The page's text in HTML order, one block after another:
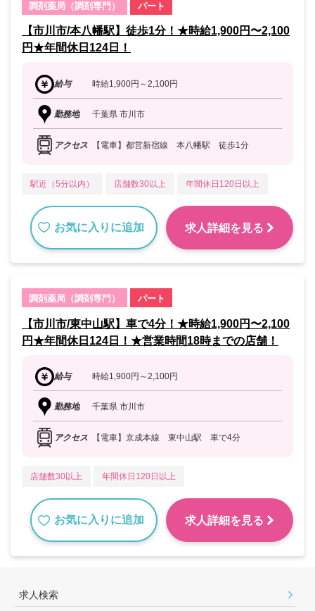
調剤薬局（調剤専門） パート
【市川市/本八幡駅】徒歩1分！★時給1,900円〜2,100
円★年間休日124日！
給与 時給1,900円～2,100円
勤務地 千葉県 市川市
アクセス 【電車】都営新宿線 本八幡駅 徒歩1分
駅近（5分以内） 店舗数30以上 年間休日120日以上
お気に入りに追加 求人詳細を見る
調剤薬局（調剤専門） パート
【市川市/東中山駅】車で4分！★時給1,900円〜2,100
円★年間休日124日！★営業時間18時までの店舗！
給与 時給1,900円～2,100円
勤務地 千葉県 市川市
アクセス 【電車】京成本線 東中山駅 車で4分
店舗数30以上 年間休日120日以上
お気に入りに追加 求人詳細を見る
求人検索